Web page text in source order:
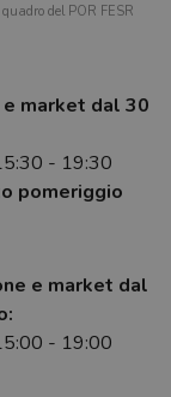
del POR FESR
market dal 30
- 19:30
pomeriggio
e market dal
- 19:00